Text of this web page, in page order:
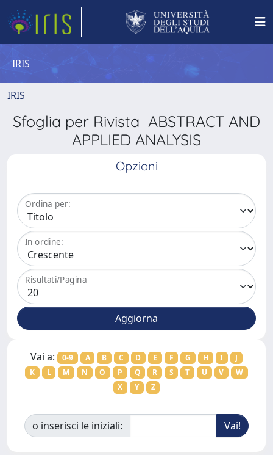
IRIS
IRIS
Sfoglia per Rivista ABSTRACT AND
APPLIED ANALYSIS
Opzioni
Ordina per:
In ordine:
Risultati/Pagina
Vai a: 0-9 A B C D E F G H I
J
K
L M N O P Q R S T U V
W
X
Y Z
o inserisci le iniziali: